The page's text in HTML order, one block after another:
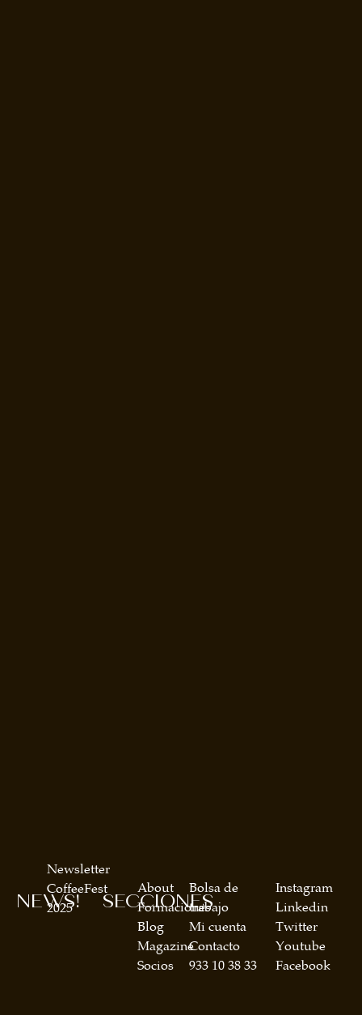
SECCIONES
About
Formaciones
Blog
Magazine
Socios
Bolsa de
trabajo
Mi cuenta
Contacto
933 10 38 33
NEWS!
Newsletter
CoffeeFest
2025
Instagram
Linkedin
Twitter
Youtube
Facebook